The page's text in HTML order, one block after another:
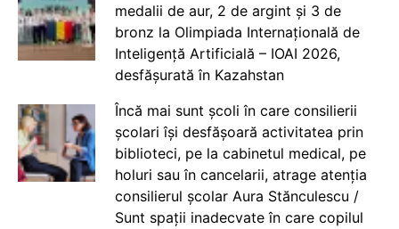
medalii de aur, 2 de argint și 3 de
bronz la Olimpiada Internațională de
Inteligență Artificială – IOAI 2026,
desfășurată în Kazahstan
Încă mai sunt școli în care consilierii
școlari își desfășoară activitatea prin
biblioteci, pe la cabinetul medical, pe
holuri sau în cancelarii, atrage atenția
consilierul școlar Aura Stănculescu /
Sunt spații inadecvate în care copilul